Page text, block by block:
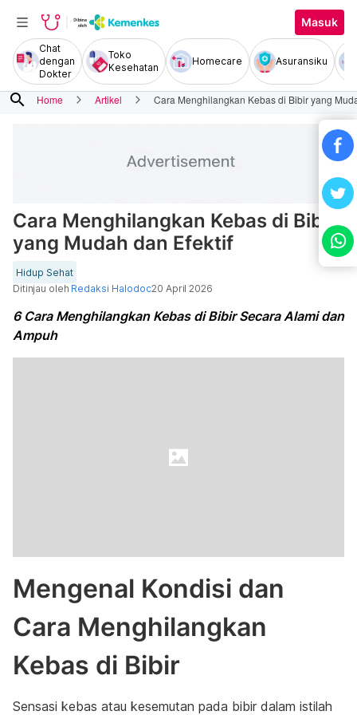
Masuk
Chat
dengan
Dokter
Toko
Kesehatan
Homecare Asuransiku
search Home Artikel Cara Menghilangkan Kebas di Bibir yang
Cara Menghilangkan Kebas di Bibir
yang Mudah dan Efektif
Hidup Sehat
Ditinjau oleh Redaksi Halodoc20 April 2026
6 Cara Menghilangkan Kebas di Bibir Secara Alami dan
Ampuh
Mengenal Kondisi dan
Cara Menghilangkan
Kebas di Bibir
Sensasi kebas atau kesemutan pada bibir dalam istilah